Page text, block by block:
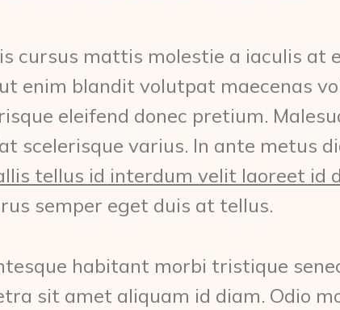
cursus mattis molestie a iaculis at
enim blandit volutpat maecenas
eleifend donec pretium.
scelerisque varius. In ante metus
tellus id interdum velit laoreet id
semper eget duis at tellus.
habitant morbi tristique
sit amet aliquam id diam. Odio